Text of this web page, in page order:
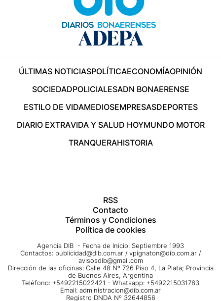
ÚLTIMAS NOTICIASPOLÍTICAECONOMÍAOPINIÓN
SOCIEDADPOLICIALESADN BONAERENSE
ESTILO DE VIDAMEDIOSEMPRESASDEPORTES
DIARIO EXTRAVIDA Y SALUD HOYMUNDO MOTOR
TRANQUERAHISTORIA
RSS
Contacto
Términos y Condiciones
Política de cookies
Agencia DIB - Fecha de Inicio: Septiembre 1993
Contactos: publicidad@dib.com.ar / vpignaton@dib.com.ar /
avisosdib@gmail.com
Dirección de las oficinas: Calle 48 Nº 726 Piso 4, La Plata; Provincia
de Buenos Aires, Argentina
Teléfono: +5492215022421 - Whatsapp: +5492215031783
Email: administracion@dib.com.ar
Registro DNDA Nº 32644856